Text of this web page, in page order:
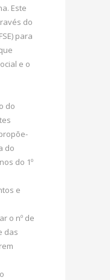
Este
do
para
e o
do
do
do 1º
e
o nº de
das